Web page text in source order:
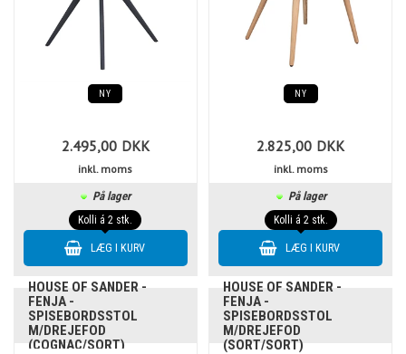
NY
2.495,00 DKK
inkl. moms
På lager
Kolli á 2 stk.
NY
2.825,00 DKK
inkl. moms
På lager
Kolli á 2 stk.
HOUSE OF SANDER -
FENJA -
SPISEBORDSSTOL
M/DREJEFOD
(COGNAC/SORT)
HOUSE OF SANDER -
FENJA -
SPISEBORDSSTOL
M/DREJEFOD
(SORT/SORT)